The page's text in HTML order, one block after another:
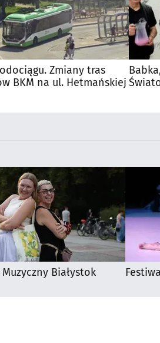
Zmiany tras
BKM na ul. Hetmańskiej
Białystok